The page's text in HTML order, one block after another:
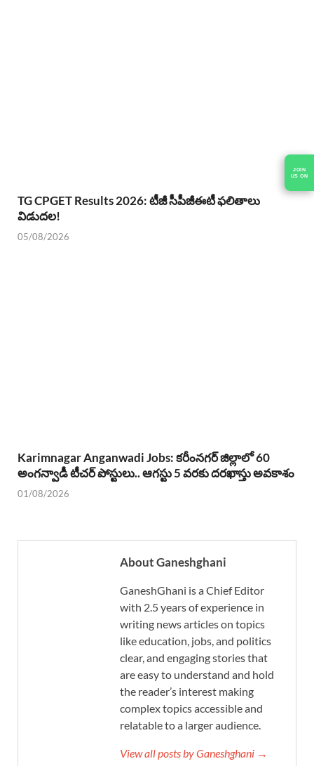
JOIN
US ON
TG CPGET Results 2026: టీజీ సీపీజీఈటీ ఫలితాలు
విడుదల!
05/08/2026
Karimnagar Anganwadi Jobs: కరీంనగర్ జిల్లాలో 60
అంగన్వాడీ టీచర్ పోస్టులు.. ఆగస్టు 5 వరకు దరఖాస్తు అవకాశం
01/08/2026
About Ganeshghani
GaneshGhani is a Chief Editor
with 2.5 years of experience in
writing news articles on topics
like education, jobs, and politics
clear, and engaging stories that
are easy to understand and hold
the reader’s interest making
complex topics accessible and
relatable to a larger audience.
View all posts by Ganeshghani →